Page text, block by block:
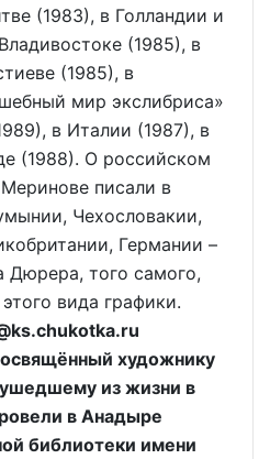
(1983), в Голландии и
(1985), в
(1985), в
мир экслибриса»
в Италии (1987), в
(1988). О российском
писали в
Чехословакии,
Германии –
Дюрера, того самого,
вида графики.
художнику
из жизни в
в Анадыре
библиотеки имени